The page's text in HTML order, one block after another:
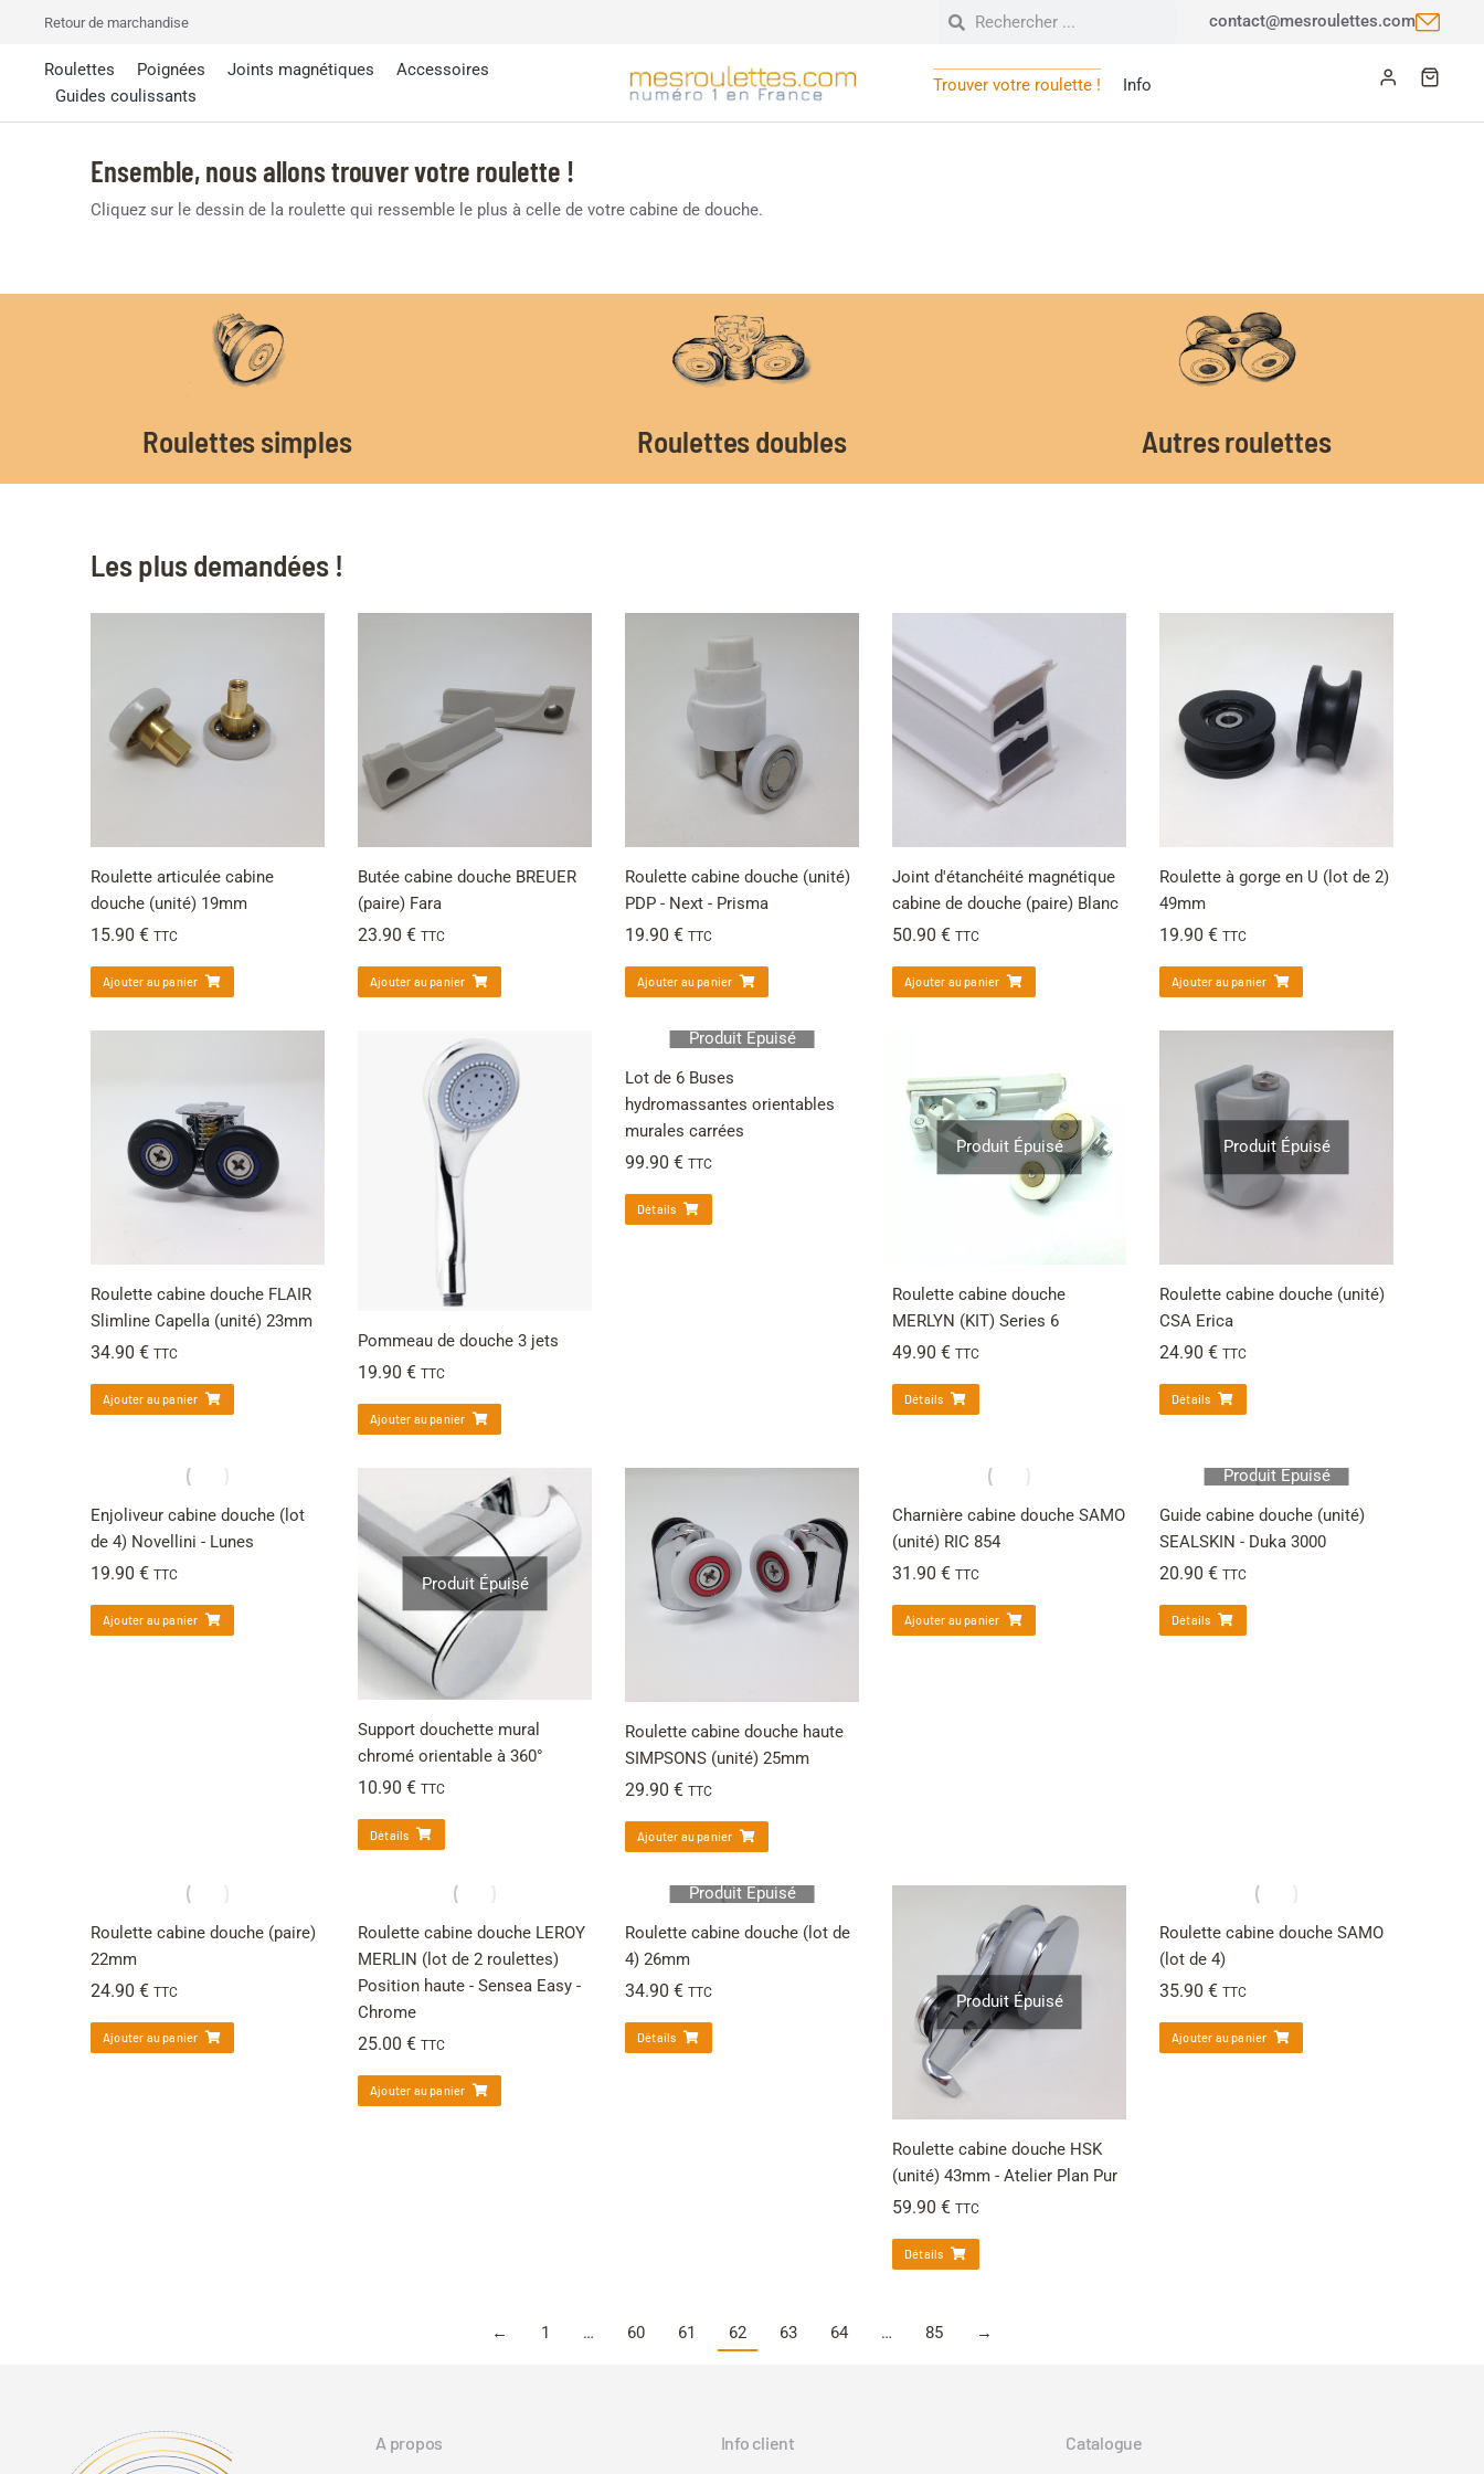
Retour de marchandise contact@mesroulettes.com
Roulettes Poignées Joints magnétiques
Accessoires
Guides coulissants
Trouver votre roulette ! Info
Ensemble, nous allons trouver votre roulette !
Cliquez sur le dessin de la roulette qui ressemble le plus à celle de votre cabine de douche.
Roulettes simples Roulettes doubles Autres roulettes
Les plus demandées !
Roulette articulée cabine
douche (unité) 19mm
15.90 € TTC
Ajouter au panier
Butée cabine douche BREUER
(paire) Fara
23.90 € TTC
Ajouter au panier
Roulette cabine douche (unité)
PDP - Next - Prisma
19.90 € TTC
Ajouter au panier
Joint d'étanchéité magnétique
cabine de douche (paire) Blanc
50.90 € TTC
Ajouter au panier
Roulette à gorge en U (lot de 2)
49mm
19.90 € TTC
Ajouter au panier
Roulette cabine douche FLAIR
Slimline Capella (unité) 23mm
34.90 € TTC
Ajouter au panier
Pommeau de douche 3 jets
19.90 € TTC
Ajouter au panier
Produit Épuisé
Lot de 6 Buses
hydromassantes orientables
murales carrées
99.90 € TTC
Détails
Produit Épuisé
Roulette cabine douche
MERLYN (KIT) Series 6
49.90 € TTC
Détails
Produit Épuisé
Roulette cabine douche (unité)
CSA Erica
24.90 € TTC
Détails
Enjoliveur cabine douche (lot
de 4) Novellini - Lunes
19.90 € TTC
Ajouter au panier
Produit Épuisé
Support douchette mural
chromé orientable à 360°
10.90 € TTC
Détails
Roulette cabine douche haute
SIMPSONS (unité) 25mm
29.90 € TTC
Ajouter au panier
Charnière cabine douche SAMO
(unité) RIC 854
31.90 € TTC
Ajouter au panier
Produit Épuisé
Guide cabine douche (unité)
SEALSKIN - Duka 3000
20.90 € TTC
Détails
Roulette cabine douche (paire)
22mm
24.90 € TTC
Ajouter au panier
Roulette cabine douche LEROY
MERLIN (lot de 2 roulettes)
Position haute - Sensea Easy -
Chrome
25.00 € TTC
Ajouter au panier
Produit Épuisé
Roulette cabine douche (lot de
4) 26mm
34.90 € TTC
Détails
Produit Épuisé
Roulette cabine douche HSK
(unité) 43mm - Atelier Plan Pur
59.90 € TTC
Détails
Roulette cabine douche SAMO
(lot de 4)
35.90 € TTC
Ajouter au panier
← 1 … 60 61 62 63 64 … 85 →
A propos Info client Catalogue